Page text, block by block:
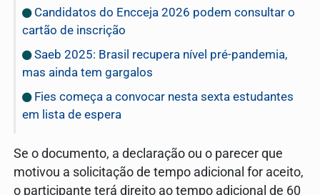
Candidatos do Encceja 2026 podem consultar o
cartão de inscrição
Saeb 2025: Brasil recupera nível pré-pandemia,
mas ainda tem gargalos
Fies começa a convocar nesta sexta estudantes
em lista de espera
Se o documento, a declaração ou o parecer que
motivou a solicitação de tempo adicional for aceito,
o participante terá direito ao tempo adicional de 60